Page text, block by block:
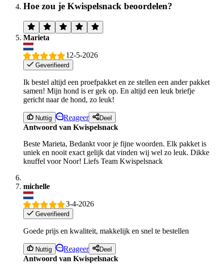
Hoe zou je Kwispelsnack beoordelen?
Marieta
12-5-2026
Geverifieerd
Ik bestel altijd een proefpakket en ze stellen een ander pakket
samen! Mijn hond is er gek op. En altijd een leuk briefje
gericht naar de hond, zo leuk!
Nuttig Reageer Deel
Antwoord van Kwispelsnack
Beste Marieta, Bedankt voor je fijne woorden. Elk pakket is
uniek en nooit exact gelijk dat vinden wij wel zo leuk. Dikke
knuffel voor Noor! Liefs Team Kwispelsnack
michelle
3-4-2026
Geverifieerd
Goede prijs en kwaliteit, makkelijk en snel te bestellen
Nuttig Reageer Deel
Antwoord van Kwispelsnack